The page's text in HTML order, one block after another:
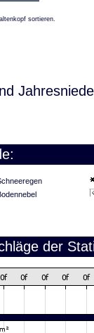
sortieren.
der